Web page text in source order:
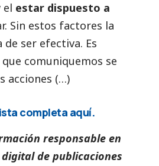
el estar dispuesto a
Sin estos factores la
de ser efectiva. Es
comuniquemos se
acciones (…)
completa aquí.
responsable en
de publicaciones